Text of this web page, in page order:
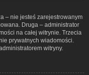
– nie jesteś zarejestrowanym
Druga – administrator
na całej witrynie. Trzecia
prywatnych wiadomości.
witryny.